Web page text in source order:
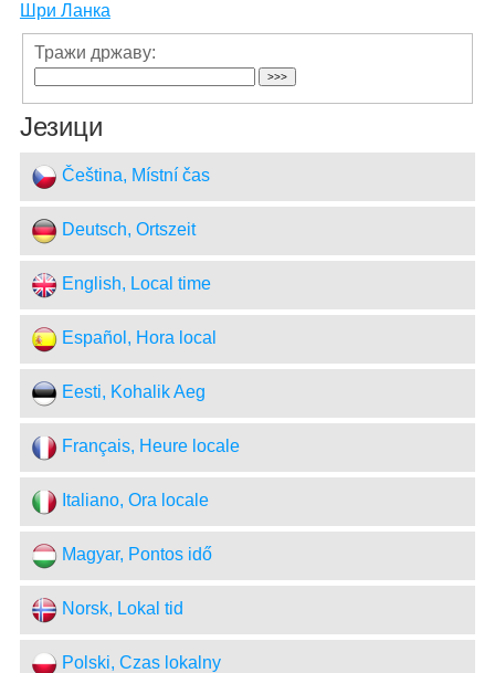
Шри Ланка
Тражи државу:
Језици
Čeština, Místní čas
Deutsch, Ortszeit
English, Local time
Español, Hora local
Eesti, Kohalik Aeg
Français, Heure locale
Italiano, Ora locale
Magyar, Pontos idő
Norsk, Lokal tid
Polski, Czas lokalny